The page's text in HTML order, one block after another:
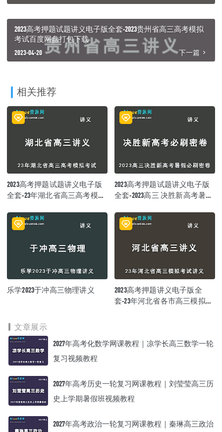
2023高考押题试题讲义电子版全套-2023贵州省高三高考模拟
考试百度网盘打包下载
2023-04-20 下一篇
相关推荐
2023高考押题试题讲义电子版
全套-23年湖北省高三高考模拟
2023高考押题试题讲义电子版
全套-2023高三 决胜新高考暑假
乐学2023于冲高三物理讲义
2023高考押题讲义电子版全
套-23年河北省各市高三模拟考
文章展示
2027年高考化数学网课教程｜凉学长高三数学一轮
复习视频教程
2027年高考历史一轮复习网课教程｜刘莹莹高三历
史上学期暑假班视频教程
2027年高考政治一轮复习网课教程｜秦琳高三政治